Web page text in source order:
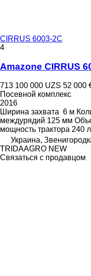
CIRRUS 6003-2C
4
Amazone CIRRUS
713 100 000 UZS 52 000
Посевной комплекс
2016
Ширина захвата 6 м
междурядий 125 мм
мощность трактора 240
Украина,
TRIDAAGRO NEW
Связаться с продавцом